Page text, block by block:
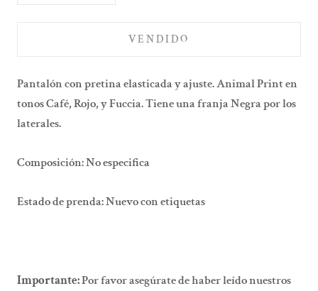
VENDIDO
Pantalón con pretina elasticada y ajuste. Animal Print en
tonos Café, Rojo, y Fuccia. Tiene una franja Negra por los
laterales.
Composición: No especifica
Estado de prenda: Nuevo con etiquetas
Importante:Por favor asegúrate de haber leído nuestros